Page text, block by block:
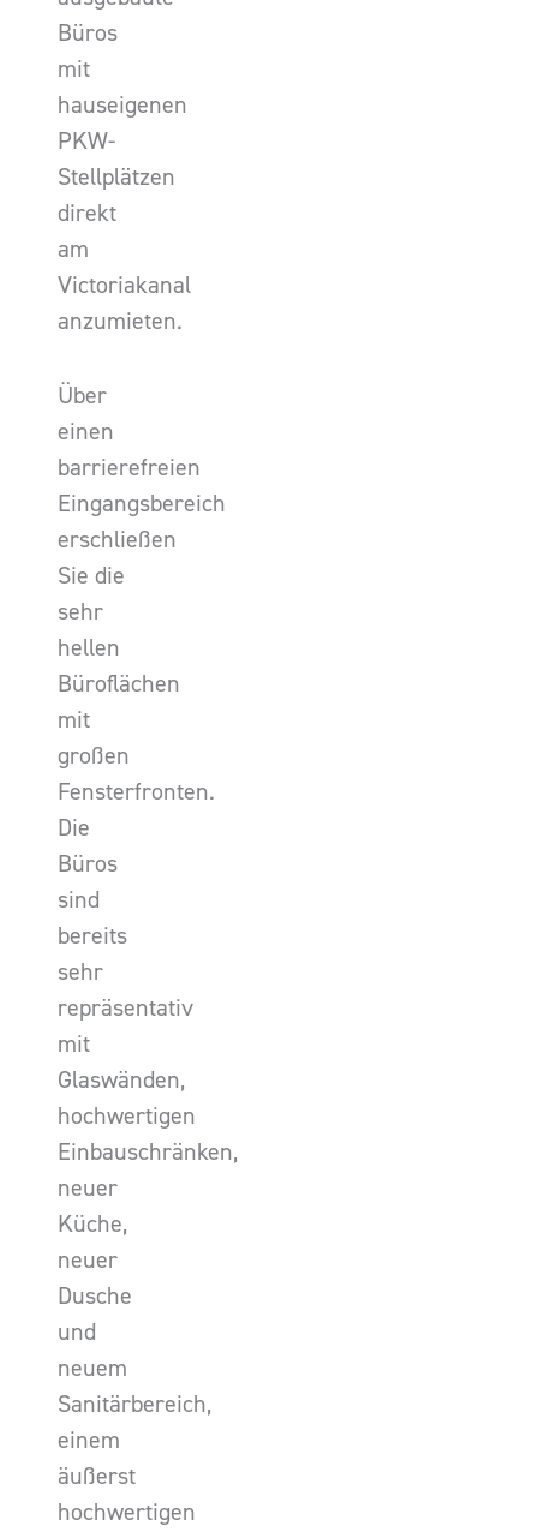
Büros
mit
hauseigenen
PKW-
Stellplätzen
direkt
am
Victoriakanal
anzumieten.
Über
einen
barrierefreien
Eingangsbereich
erschließen
Sie die
sehr
hellen
Büroflächen
mit
großen
Fensterfronten.
Die
Büros
sind
bereits
sehr
repräsentativ
mit
Glaswänden,
hochwertigen
Einbauschränken,
neuer
Küche,
neuer
Dusche
und
neuem
Sanitärbereich,
einem
äußerst
hochwertigen